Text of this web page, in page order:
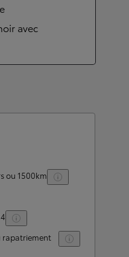
avec
ou 1500km
rapatriement